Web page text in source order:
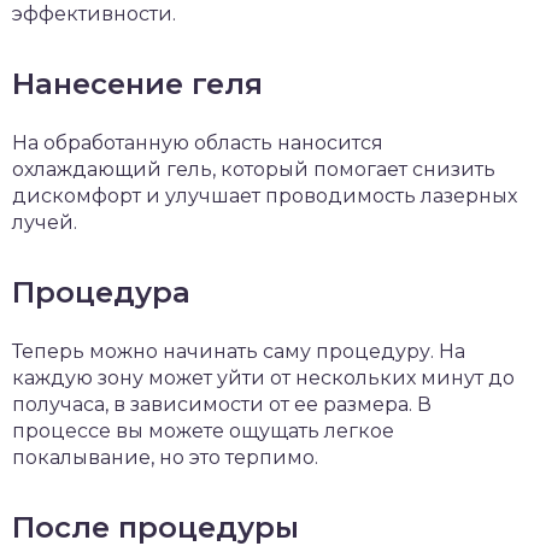
эффективности.
Нанесение геля
На обработанную область наносится
охлаждающий гель, который помогает снизить
дискомфорт и улучшает проводимость лазерных
лучей.
Процедура
Теперь можно начинать саму процедуру. На
каждую зону может уйти от нескольких минут до
получаса, в зависимости от ее размера. В
процессе вы можете ощущать легкое
покалывание, но это терпимо.
После процедуры